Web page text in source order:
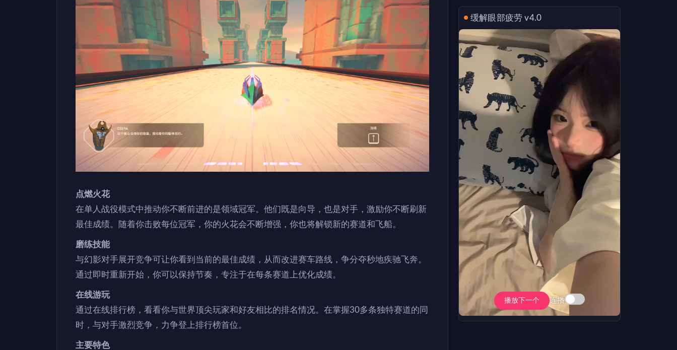
点燃火花
在单人战役模式中推动你不断前进的是领域冠军。他们既是向导，也是对手，激励你不断刷新
最佳成绩。随着你击败每位冠军，你的火花会不断增强，你也将解锁新的赛道和飞船。
磨练技能
与幻影对手展开竞争可让你看到当前的最佳成绩，从而改进赛车路线，争分夺秒地疾驰飞奔。
通过即时重新开始，你可以保持节奏，专注于在每条赛道上优化成绩。
在线游玩
通过在线排行榜，看看你与世界顶尖玩家和好友相比的排名情况。在掌握30多条独特赛道的同
时，与对手激烈竞争，力争登上排行榜首位。
主要特色
缓解眼部疲劳 v4.0
播放下一个 连播